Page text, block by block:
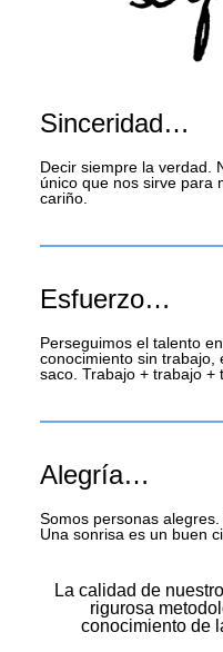
Sinceridad…
Decir siempre la verdad.
único que nos sirve para
cariño.
Esfuerzo…
Perseguimos el talento
conocimiento sin trabajo,
saco. Trabajo + trabajo +
Alegría…
Somos personas
Una sonrisa es un buen
La calidad de
rigurosa
conocimiento de